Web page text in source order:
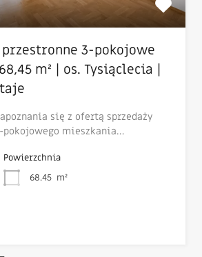
przestronne 3-pokojowe
m² | os. Tysiąclecia |
się z ofertą sprzedaży
pokojowego mieszkania…
Powierzchnia
68.45 m²